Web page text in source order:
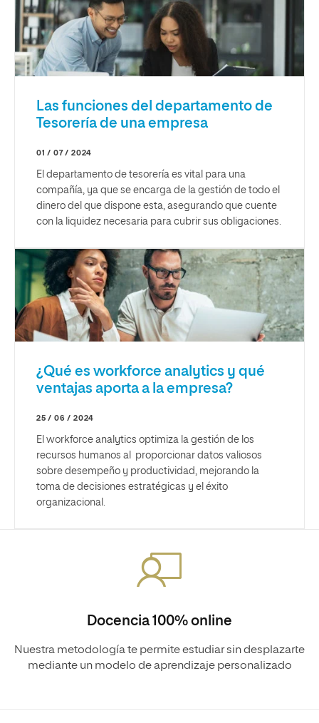
Las funciones del departamento de
Tesorería de una empresa
01 / 07 / 2024
El departamento de tesorería es vital para una
compañía, ya que se encarga de la gestión de todo el
dinero del que dispone esta, asegurando que cuente
con la liquidez necesaria para cubrir sus obligaciones.
¿Qué es workforce analytics y qué
ventajas aporta a la empresa?
25 / 06 / 2024
El workforce analytics optimiza la gestión de los
recursos humanos al proporcionar datos valiosos
sobre desempeño y productividad, mejorando la
toma de decisiones estratégicas y el éxito
organizacional.
Docencia 100% online
Nuestra metodología te permite estudiar sin desplazarte
mediante un modelo de aprendizaje personalizado